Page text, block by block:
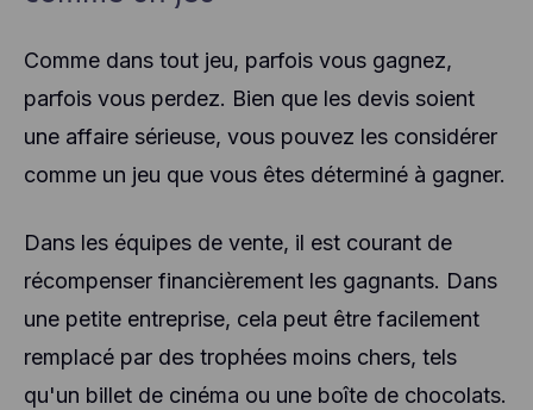
Comme dans tout jeu, parfois vous gagnez,
parfois vous perdez. Bien que les devis soient
une affaire sérieuse, vous pouvez les considérer
comme un jeu que vous êtes déterminé à gagner.
Dans les équipes de vente, il est courant de
récompenser financièrement les gagnants. Dans
une petite entreprise, cela peut être facilement
remplacé par des trophées moins chers, tels
qu'un billet de cinéma ou une boîte de chocolats.